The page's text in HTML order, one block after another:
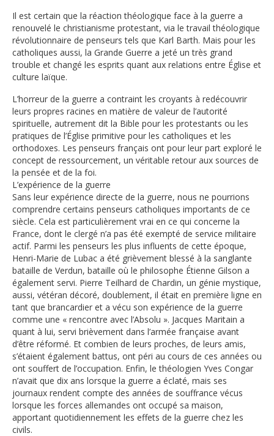
Il est certain que la réaction théologique face à la guerre a
renouvelé le christianisme protestant, via le travail théologique
révolutionnaire de penseurs tels que Karl Barth. Mais pour les
catholiques aussi, la Grande Guerre a jeté un très grand
trouble et changé les esprits quant aux relations entre Église et
culture laïque.
L’horreur de la guerre a contraint les croyants à redécouvrir
leurs propres racines en matière de valeur de l’autorité
spirituelle, autrement dit la Bible pour les protestants ou les
pratiques de l’Église primitive pour les catholiques et les
orthodoxes. Les penseurs français ont pour leur part exploré le
concept de ressourcement, un véritable retour aux sources de
la pensée et de la foi.
L’expérience de la guerre
Sans leur expérience directe de la guerre, nous ne pourrions
comprendre certains penseurs catholiques importants de ce
siècle. Cela est particulièrement vrai en ce qui concerne la
France, dont le clergé n’a pas été exempté de service militaire
actif. Parmi les penseurs les plus influents de cette époque,
Henri-Marie de Lubac a été grièvement blessé à la sanglante
bataille de Verdun, bataille où le philosophe Étienne Gilson a
également servi. Pierre Teilhard de Chardin, un génie mystique,
aussi, vétéran décoré, doublement, il était en première ligne en
tant que brancardier et a vécu son expérience de la guerre
comme une « rencontre avec l’Absolu ». Jacques Maritain a
quant à lui, servi brièvement dans l’armée française avant
d’être réformé. Et combien de leurs proches, de leurs amis,
s’étaient également battus, ont péri au cours de ces années ou
ont souffert de l’occupation. Enfin, le théologien Yves Congar
n’avait que dix ans lorsque la guerre a éclaté, mais ses
journaux rendent compte des années de souffrance vécus
lorsque les forces allemandes ont occupé sa maison,
apportant quotidiennement les effets de la guerre chez les
civils.